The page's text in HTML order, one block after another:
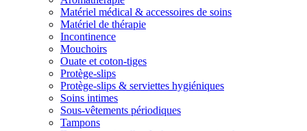
Matériel médical & accessoires de soins
Matériel de thérapie
Incontinence
Mouchoirs
Ouate et coton-tiges
Protège-slips
Protège-slips & serviettes hygiéniques
Soins intimes
Sous-vêtements périodiques
Tampons